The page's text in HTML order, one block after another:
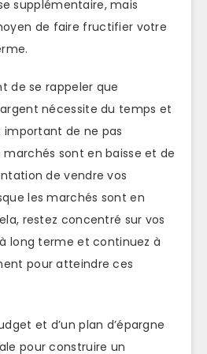
supplémentaire, mais
de faire fructifier votre
de se rappeler que
nécessite du temps et
important de ne pas
marchés sont en baisse et de
de vendre vos
les marchés sont en
restez concentré sur vos
long terme et continuez à
pour atteindre ces
et d’un plan d’épargne
pour construire un